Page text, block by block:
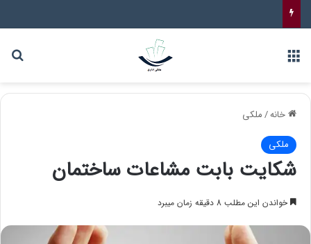
خانه/ملکی
ملکی
شکایت بابت مشاعات ساختمان
خواندن این مطلب 8 دقیقه زمان میبرد